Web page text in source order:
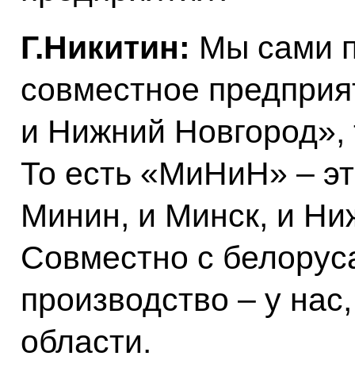
Г.Никитин: Мы сами
совместное
и Нижний
То есть «МиНиН» –
Минин, и Минск, и
Совместно с
производство – у
области.